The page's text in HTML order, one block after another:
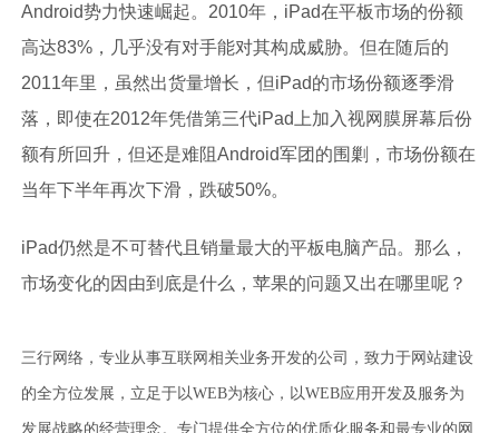
Android势力快速崛起。2010年，iPad在平板市场的份额
高达83%，几乎没有对手能对其构成威胁。但在随后的
2011年里，虽然出货量增长，但iPad的市场份额逐季滑
落，即使在2012年凭借第三代iPad上加入视网膜屏幕后份
额有所回升，但还是难阻Android军团的围剿，市场份额在
当年下半年再次下滑，跌破50%。
iPad仍然是不可替代且销量最大的平板电脑产品。那么，
市场变化的因由到底是什么，苹果的问题又出在哪里呢？
三行网络，专业从事互联网相关业务开发的公司，致力于网站建设
的全方位发展，立足于以WEB为核心，以WEB应用开发及服务为
发展战略的经营理念。专门提供全方位的优质化服务和最专业的网